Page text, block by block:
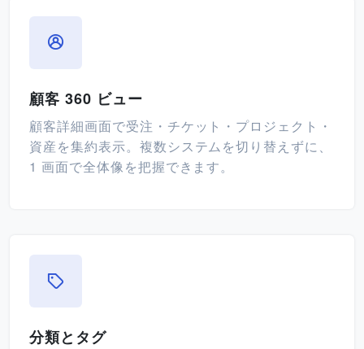
顧客 360 ビュー
顧客詳細画面で受注・チケット・プロジェクト・
資産を集約表示。複数システムを切り替えずに、
1 画面で全体像を把握できます。
分類とタグ